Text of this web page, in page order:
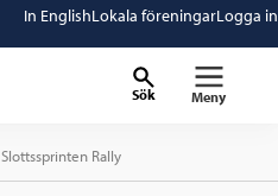
In EnglishLokala föreningarLogga in
Sök Meny
Current:
Slottssprinten Rally